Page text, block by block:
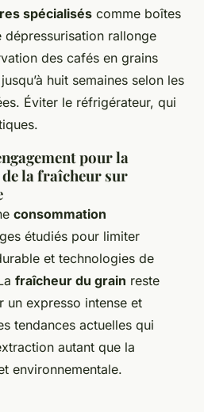
spécialisés comme boîtes
rallonge
des cafés en grains
huit semaines selon les
Éviter le réfrigérateur, qui
pour la
la fraîcheur sur
consommation
étudiés pour limiter
et technologies de
fraîcheur du grain reste
un expresso intense et
tendances actuelles qui
autant que la
environnementale.